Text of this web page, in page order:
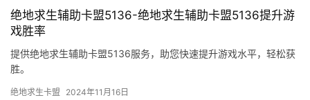
绝地求生辅助卡盟5136-绝地求生辅助卡盟5136提升游
戏胜率
提供绝地求生辅助卡盟5136服务，助您快速提升游戏水平，轻松获
胜。
绝地求生卡盟 2024年11月16日